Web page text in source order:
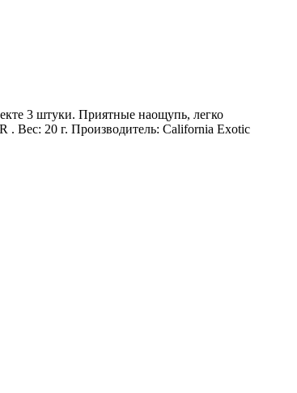
3 штуки. Приятные наощупь, легко
. Вес: 20 г. Производитель: California Exotic